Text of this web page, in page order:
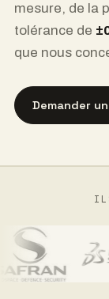
mesure, de la
tolérance de
que nous
Demander